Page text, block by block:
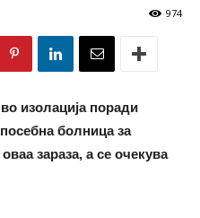
974
изолација поради
болница за
зараза, а се очекува